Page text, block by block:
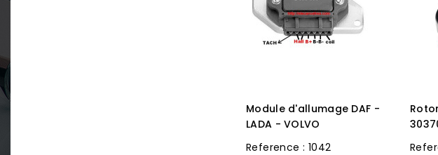
Module d'allumage DAF -
LADA - VOLVO
Reference : 1042